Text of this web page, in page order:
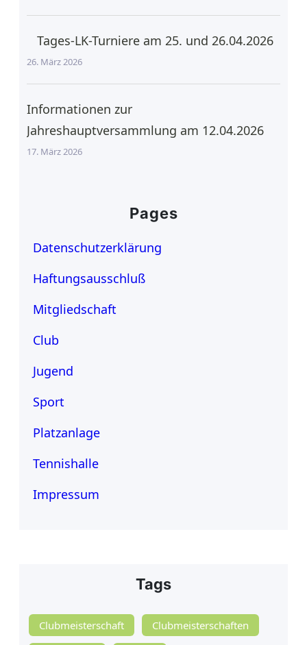
Tages-LK-Turniere am 25. und 26.04.2026
26. März 2026
Informationen zur
Jahreshauptversammlung am 12.04.2026
17. März 2026
Pages
Datenschutzerklärung
Haftungsausschluß
Mitgliedschaft
Club
Jugend
Sport
Platzanlage
Tennishalle
Impressum
Tags
Clubmeisterschaft Clubmeisterschaften